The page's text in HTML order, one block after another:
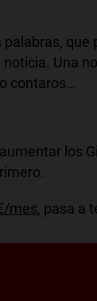
Una
contaros…
los
mes, pasa a